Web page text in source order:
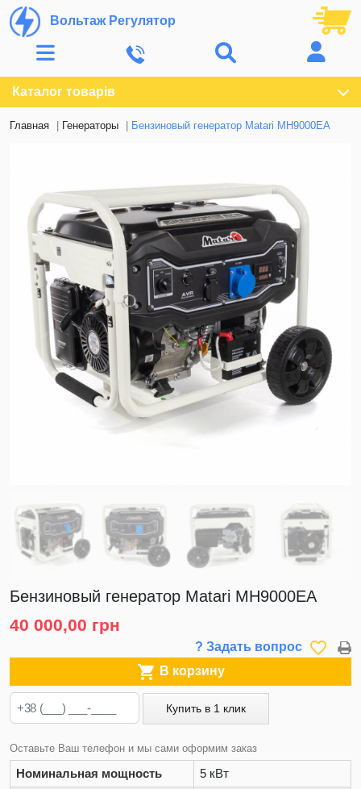
Вольтаж Регулятор
Каталог товарів
Главная Генераторы Бензиновый генератор Matari MH9000EA
Бензиновый генератор Matari MH9000EA
40 000,00 грн
? Задать вопрос favorite_border
 В корзину
Купить в 1 клик
Оставьте Ваш телефон и мы сами оформим заказ
Номинальная мощность
5 кВт